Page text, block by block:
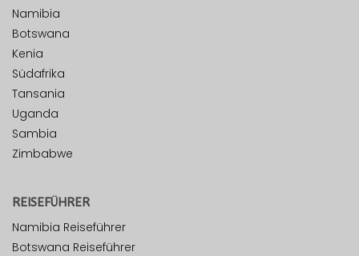
Namibia
Botswana
Kenia
Südafrika
Tansania
Uganda
Sambia
Zimbabwe
REISEFÜHRER
Namibia Reiseführer
Botswana Reiseführer